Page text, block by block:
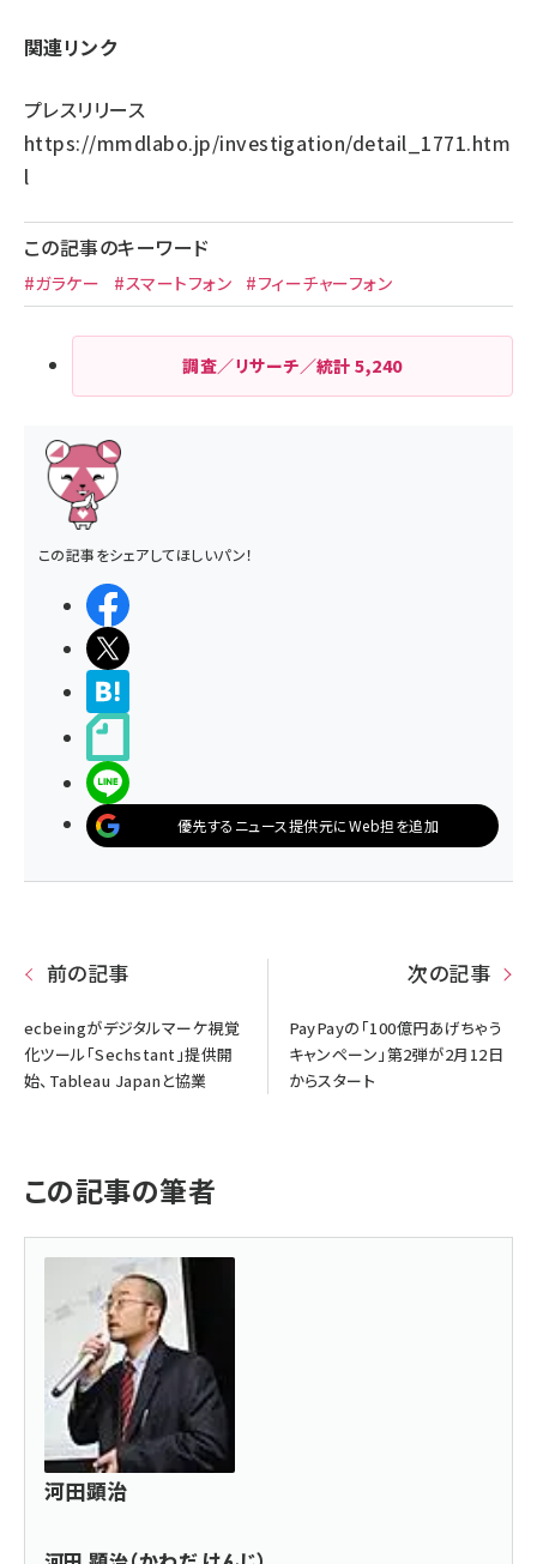
関連リンク
プレスリリース
https://mmdlabo.jp/investigation/detail_1771.htm
l
この記事のキーワード
#ガラケー #スマートフォン #フィーチャーフォン
調査／リサーチ／統計5,240
この記事をシェアしてほしいパン！
優先するニュース提供元にWeb担を追加
前の記事
ecbeingがデジタルマーケ視覚
化ツール「Sechstant」提供開
始、Tableau Japanと協業
次の記事
PayPayの「100億円あげちゃう
キャンペーン」第2弾が2月12日
からスタート
この記事の筆者
河田顕治